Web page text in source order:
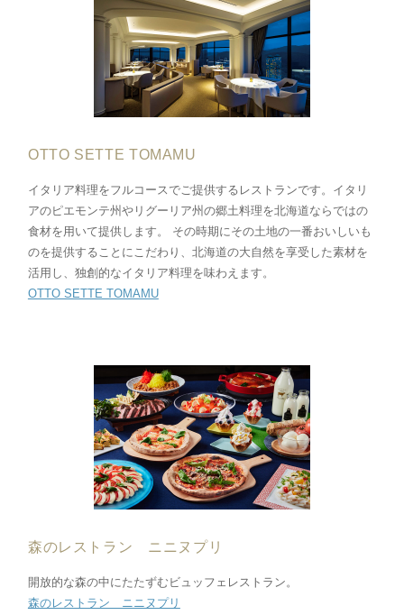
OTTO SETTE TOMAMU
イタリア料理をフルコースでご提供するレストランです。イタリ
アのピエモンテ州やリグーリア州の郷土料理を北海道ならではの
食材を用いて提供します。 その時期にその土地の一番おいしいも
のを提供することにこだわり、北海道の大自然を享受した素材を
活用し、独創的なイタリア料理を味わえます。
OTTO SETTE TOMAMU
森のレストラン ニニヌプリ
開放的な森の中にたたずむビュッフェレストラン。
森のレストラン ニニヌプリ